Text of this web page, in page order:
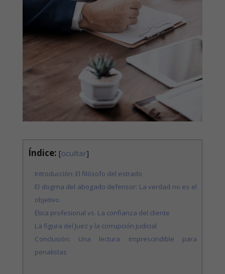
Índice: [ocultar]
Introducción: El filósofo del estrado
El dogma del abogado defensor: La verdad no es el
objetivo
Ética profesional vs. La confianza del cliente
La figura del Juez y la corrupción judicial
Conclusión: Una lectura imprescindible para
penalistas